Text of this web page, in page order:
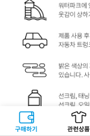
구매하기 관련상품